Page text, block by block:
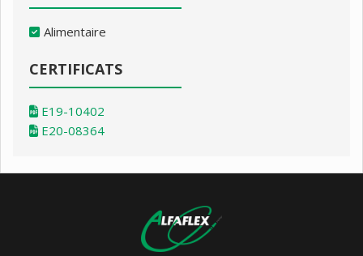
Alimentaire
CERTIFICATS
E19-10402
E20-08364